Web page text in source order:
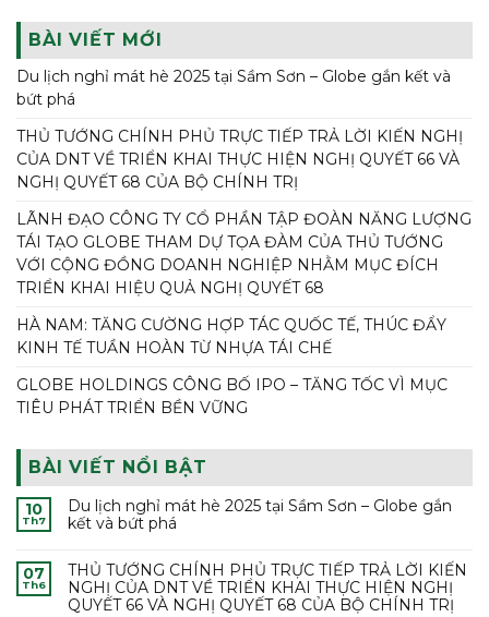
BÀI VIẾT MỚI
Du lịch nghỉ mát hè 2025 tại Sầm Sơn – Globe gắn kết và
bứt phá
THỦ TƯỚNG CHÍNH PHỦ TRỰC TIẾP TRẢ LỜI KIẾN NGHỊ
CỦA DNT VỀ TRIỂN KHAI THỰC HIỆN NGHỊ QUYẾT 66 VÀ
NGHỊ QUYẾT 68 CỦA BỘ CHÍNH TRỊ
LÃNH ĐẠO CÔNG TY CỔ PHẦN TẬP ĐOÀN NĂNG LƯỢNG
TÁI TẠO GLOBE THAM DỰ TỌA ĐÀM CỦA THỦ TƯỚNG
VỚI CỘNG ĐỒNG DOANH NGHIỆP NHẰM MỤC ĐÍCH
TRIỂN KHAI HIỆU QUẢ NGHỊ QUYẾT 68
HÀ NAM: TĂNG CƯỜNG HỢP TÁC QUỐC TẾ, THÚC ĐẨY
KINH TẾ TUẦN HOÀN TỪ NHỰA TÁI CHẾ
GLOBE HOLDINGS CÔNG BỐ IPO – TĂNG TỐC VÌ MỤC
TIÊU PHÁT TRIỂN BỀN VỮNG
BÀI VIẾT NỔI BẬT
10
Th7
Du lịch nghỉ mát hè 2025 tại Sầm Sơn – Globe gắn
kết và bứt phá
07
Th6
THỦ TƯỚNG CHÍNH PHỦ TRỰC TIẾP TRẢ LỜI KIẾN
NGHỊ CỦA DNT VỀ TRIỂN KHAI THỰC HIỆN NGHỊ
QUYẾT 66 VÀ NGHỊ QUYẾT 68 CỦA BỘ CHÍNH TRỊ